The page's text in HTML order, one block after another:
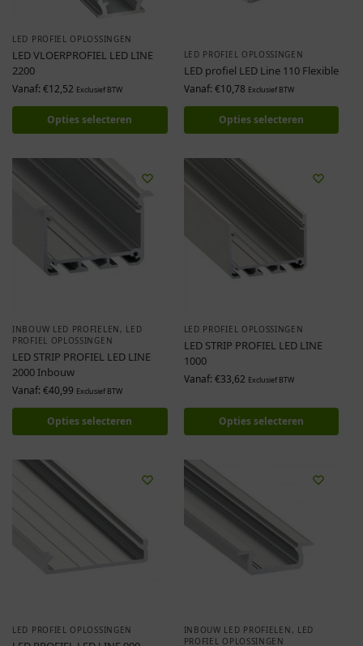
LED PROFIEL OPLOSSINGEN
LED VLOERPROFIEL LED LINE
2200
Vanaf: €12,52 Exclusief BTW
Opties selecteren
LED PROFIEL OPLOSSINGEN
LED profiel LED Line 110 Flexible
Vanaf: €10,78 Exclusief BTW
Opties selecteren
INBOUW LED PROFIELEN , LED
PROFIEL OPLOSSINGEN
LED STRIP PROFIEL LED LINE
2000 Inbouw
Vanaf: €40,99 Exclusief BTW
Opties selecteren
LED PROFIEL OPLOSSINGEN
LED STRIP PROFIEL LED LINE
1000
Vanaf: €33,62 Exclusief BTW
Opties selecteren
LED PROFIEL OPLOSSINGEN INBOUW LED PROFIELEN , LED
PROFIEL OPLOSSINGEN